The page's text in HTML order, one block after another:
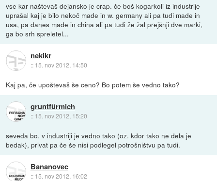
vse kar naštevaš dejansko je crap. če boš kogarkoli iz industrije
uprašal kaj je bilo nekoč made in w. germany ali pa tudi made in
usa, pa danes made in china ali pa tudi že žal prejšnji dve marki,
ga bo srh spreletel...
nekikr
:: 15. nov 2012, 14:50
Kaj pa, če upoštevaš še ceno? Bo potem še vedno tako?
gruntfürmich
:: 15. nov 2012, 15:20
seveda bo. v industriji je vedno tako (oz. kdor tako ne dela je
bedak), privat pa če še nisi podlegel potrošništvu pa tudi.
Bananovec
:: 15. nov 2012, 16:02